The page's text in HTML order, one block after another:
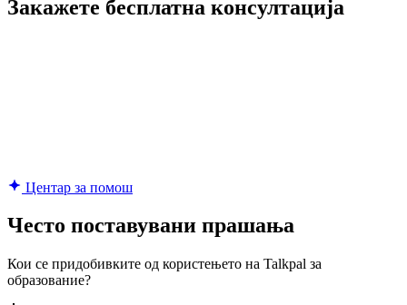
Закажете бесплатна консултација
Центар за помош
Често поставувани прашања
Кои се придобивките од користењето на Talkpal за
образование?